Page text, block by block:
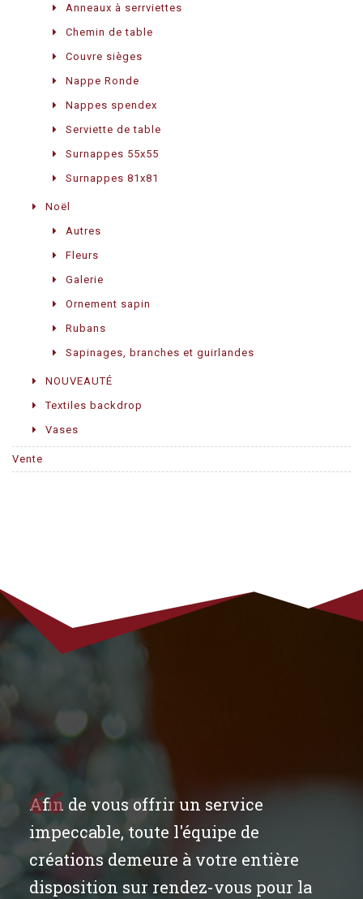
Anneaux à serrviettes
Chemin de table
Couvre sièges
Nappe Ronde
Nappes spendex
Serviette de table
Surnappes 55x55
Surnappes 81x81
Noël
Autres
Fleurs
Galerie
Ornement sapin
Rubans
Sapinages, branches et guirlandes
NOUVEAUTÉ
Textiles backdrop
Vases
Vente
Afin de vous offrir un service
impeccable, toute l'équipe de
créations demeure à votre entière
disposition sur rendez-vous pour la